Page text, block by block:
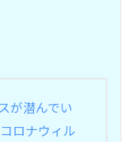
が潜んでい
ロナウィル